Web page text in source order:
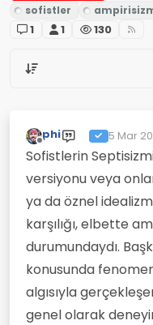
1 1 130
Çevrimdışı
phi 5 Mar
Son
Sofistlerin
versiyonu veya
ya da öznel
karşılığı, elbette
durumundaydı.
konusunda
algısıyla
genel olarak